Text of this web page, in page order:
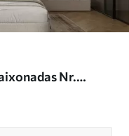
Nr.